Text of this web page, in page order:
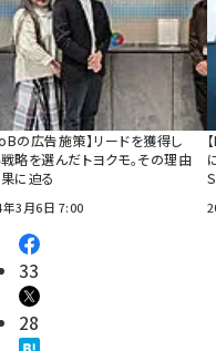
の広告施策】リードを獲得し
略を選んだトヨクモ。その理由
に迫る
3月6日 7:00
33
28